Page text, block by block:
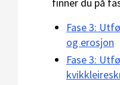
Fase 3:
og erosjon
Fase 3: